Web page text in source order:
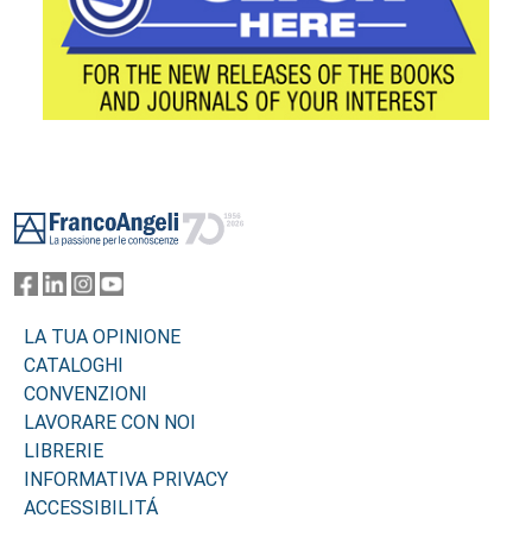
LA TUA OPINIONE
CATALOGHI
CONVENZIONI
LAVORARE CON NOI
LIBRERIE
INFORMATIVA PRIVACY
ACCESSIBILITÁ